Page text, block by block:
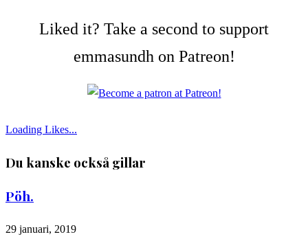
Liked it? Take a second to support
emmasundh on Patreon!
Loading Likes...
Du kanske också gillar
Pöh.
29 januari, 2019